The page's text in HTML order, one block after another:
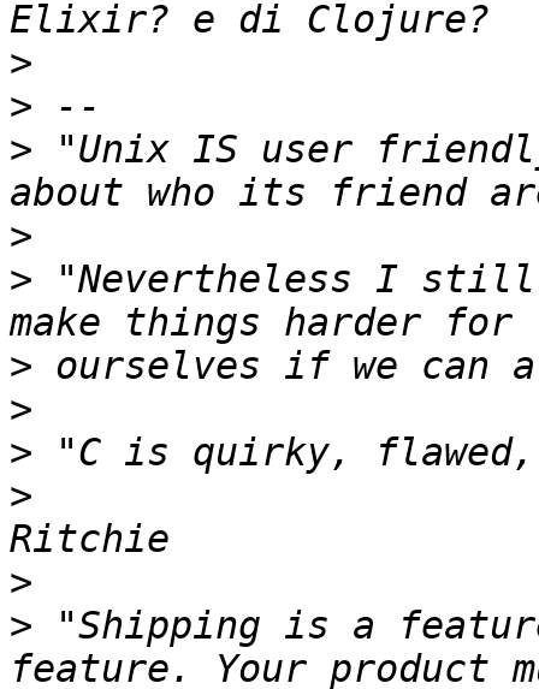
>
>
> "Unix IS user
>
> "Nevertheless I
>
>
>
>
>
> "Shipping is a